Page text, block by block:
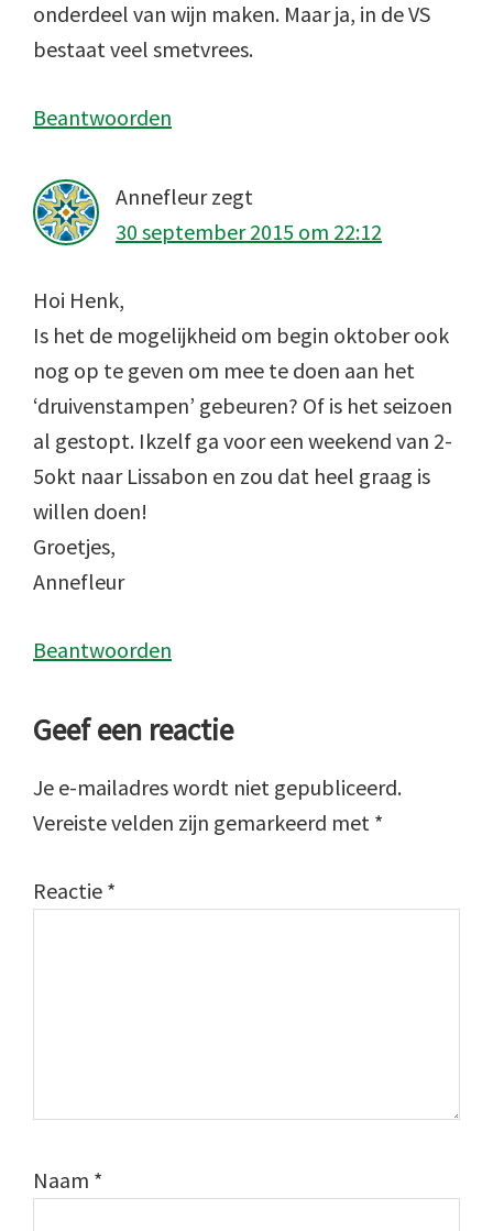
onderdeel van wijn maken. Maar ja, in de VS
bestaat veel smetvrees.
Beantwoorden
Annefleur zegt
30 september 2015 om 22:12
Hoi Henk,
Is het de mogelijkheid om begin oktober ook
nog op te geven om mee te doen aan het
‘druivenstampen’ gebeuren? Of is het seizoen
al gestopt. Ikzelf ga voor een weekend van 2-
5okt naar Lissabon en zou dat heel graag is
willen doen!
Groetjes,
Annefleur
Beantwoorden
Geef een reactie
Je e-mailadres wordt niet gepubliceerd.
Vereiste velden zijn gemarkeerd met *
Reactie *
Naam *